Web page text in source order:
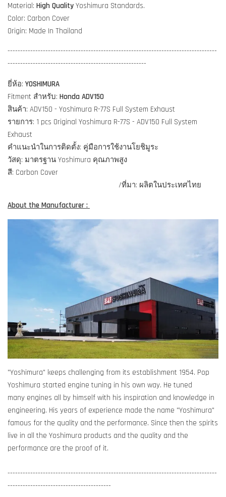
Material: High Quality Yoshimura Standards.
Color: Carbon Cover
Origin: Made In Thailand
-----------------------------------------------------------------------------------
-------------------------------------------------------
ยี่ห้อ: YOSHIMURA
Fitment สำหรับ: Honda ADV150
สินค้า: ADV150 - Yoshimura R-77S Full System Exhaust
รายการ: 1 pcs Original Yoshimura R-77S - ADV150 Full System
Exhaust
คำแนะนำในการติดตั้ง: คู่มือการใช้งานโยชิมูระ
วัสดุ: มาตรฐาน Yoshimura คุณภาพสูง
สี: Carbon Cover
/ที่มา: ผลิตในประเทศไทย
About the Manufacturer :
"Yoshimura" keeps challenging from its establishment 1954. Pop
Yoshimura started engine tuning in his own way. He tuned
many engines all by himself with his inspiration and knowledge in
engineering. His years of experience made the name "Yoshimura"
famous for the quality and the performance. Since then the spirits
live in all the Yoshimura products and the quality and the
performance are the proof of it.
-----------------------------------------------------------------------------------
-----------------------------------------